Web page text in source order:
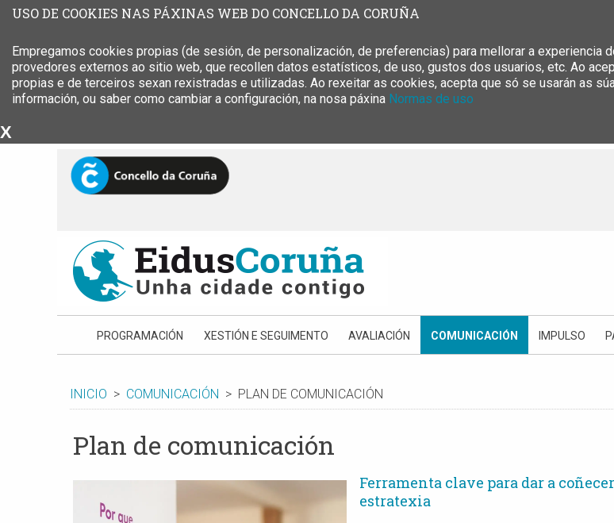
USO DE COOKIES NAS PÁXINAS WEB DO CONCELLO DA CORUÑA
Empregamos cookies propias (de sesión, de personalización, de preferencias) para mellorar a
provedores externos ao sitio web, que recollen datos estatísticos, de uso, gustos dos usuarios, etc. Ao
propias e de terceiros sexan rexistradas e utilizadas. Ao rexeitar as cookies, acepta que só se usarán as
información, ou saber como cambiar a configuración, na nosa páxina Normas de uso
X
PROGRAMACIÓN XESTIÓN E SEGUIMENTO AVALIACIÓN COMUNICACIÓN IMPULSO
INICIO COMUNICACIÓN PLAN DE COMUNICACIÓN
Plan de comunicación
Ferramenta clave para dar a
estratexia